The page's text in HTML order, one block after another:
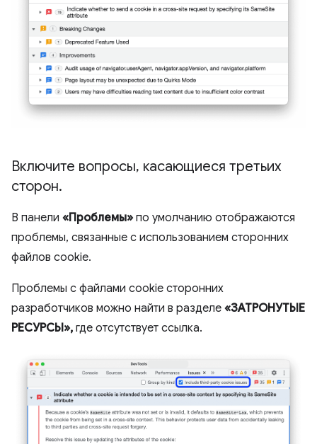
Включите вопросы, касающиеся третьих
сторон.
В панели «Проблемы» по умолчанию отображаются
проблемы, связанные с использованием сторонних
файлов cookie.
Проблемы с файлами cookie сторонних
разработчиков можно найти в разделе «ЗАТРОНУТЫЕ
РЕСУРСЫ», где отсутствует ссылка.